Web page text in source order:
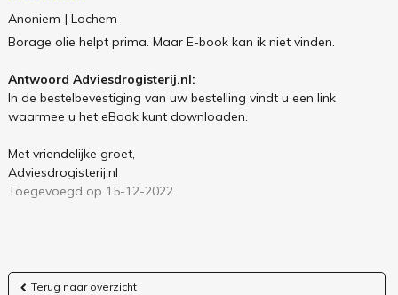
Anoniem | Lochem
Borage olie helpt prima. Maar E-book kan ik niet vinden.
Antwoord Adviesdrogisterij.nl:
In de bestelbevestiging van uw bestelling vindt u een link
waarmee u het eBook kunt downloaden.
Met vriendelijke groet,
Adviesdrogisterij.nl
Toegevoegd op 15-12-2022
Terug naar overzicht